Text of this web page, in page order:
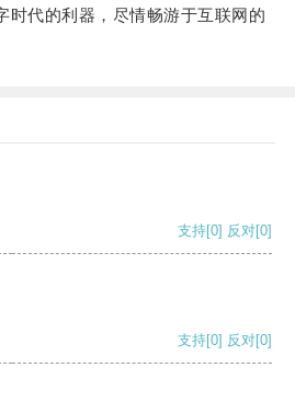
代的利器，尽情畅游于互联网的
支持[0] 反对[0]
支持[0] 反对[0]